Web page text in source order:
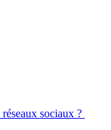
sociaux ?